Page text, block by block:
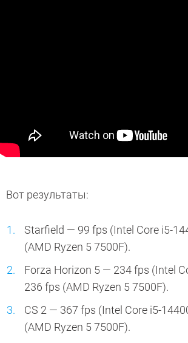
Вот результаты:
Starfield — 99 fps (Intel Core i5-
(AMD Ryzen 5 7500F).
Forza Horizon 5 — 234 fps (Intel
236 fps (AMD Ryzen 5 7500F).
CS 2 — 367 fps (Intel Core i5-
(AMD Ryzen 5 7500F).